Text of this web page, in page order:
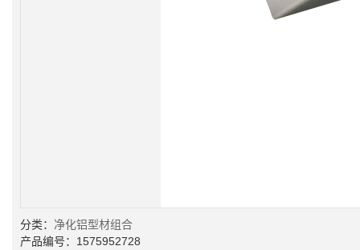
分类： 净化铝型材组合
产品编号：1575952728